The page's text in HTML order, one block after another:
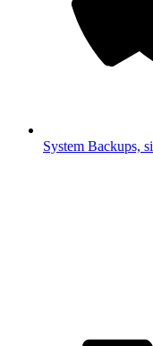
System Backups,